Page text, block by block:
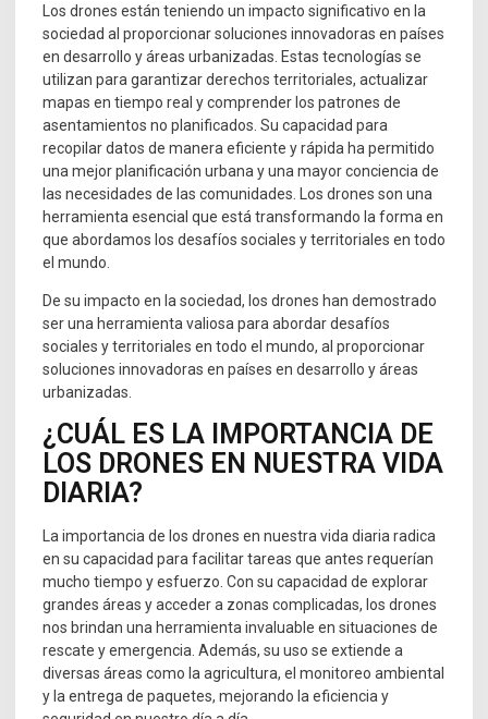
Los drones están teniendo un impacto significativo en la
sociedad al proporcionar soluciones innovadoras en países
en desarrollo y áreas urbanizadas. Estas tecnologías se
utilizan para garantizar derechos territoriales, actualizar
mapas en tiempo real y comprender los patrones de
asentamientos no planificados. Su capacidad para
recopilar datos de manera eficiente y rápida ha permitido
una mejor planificación urbana y una mayor conciencia de
las necesidades de las comunidades. Los drones son una
herramienta esencial que está transformando la forma en
que abordamos los desafíos sociales y territoriales en todo
el mundo.
De su impacto en la sociedad, los drones han demostrado
ser una herramienta valiosa para abordar desafíos
sociales y territoriales en todo el mundo, al proporcionar
soluciones innovadoras en países en desarrollo y áreas
urbanizadas.
¿CUÁL ES LA IMPORTANCIA DE
LOS DRONES EN NUESTRA VIDA
DIARIA?
La importancia de los drones en nuestra vida diaria radica
en su capacidad para facilitar tareas que antes requerían
mucho tiempo y esfuerzo. Con su capacidad de explorar
grandes áreas y acceder a zonas complicadas, los drones
nos brindan una herramienta invaluable en situaciones de
rescate y emergencia. Además, su uso se extiende a
diversas áreas como la agricultura, el monitoreo ambiental
y la entrega de paquetes, mejorando la eficiencia y